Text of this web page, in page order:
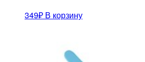
349₽ В корзину